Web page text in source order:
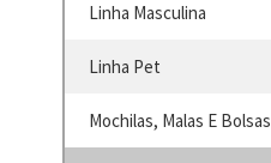
Linha Masculina
Linha Pet
Mochilas, Malas E Bolsas